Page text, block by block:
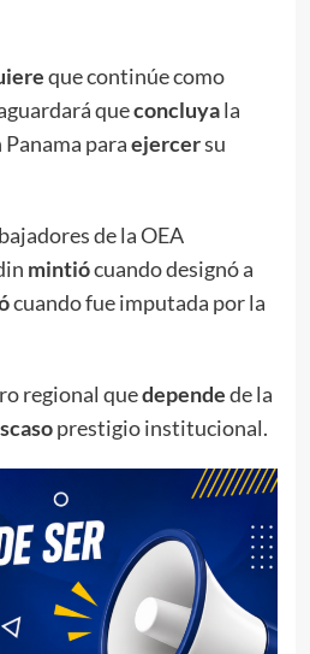
que continúe como
queconcluyala
paraejercersu
de la OEA
mintiócuando designó a
cuando fue imputada por la
regional quedependede la
prestigio institucional.